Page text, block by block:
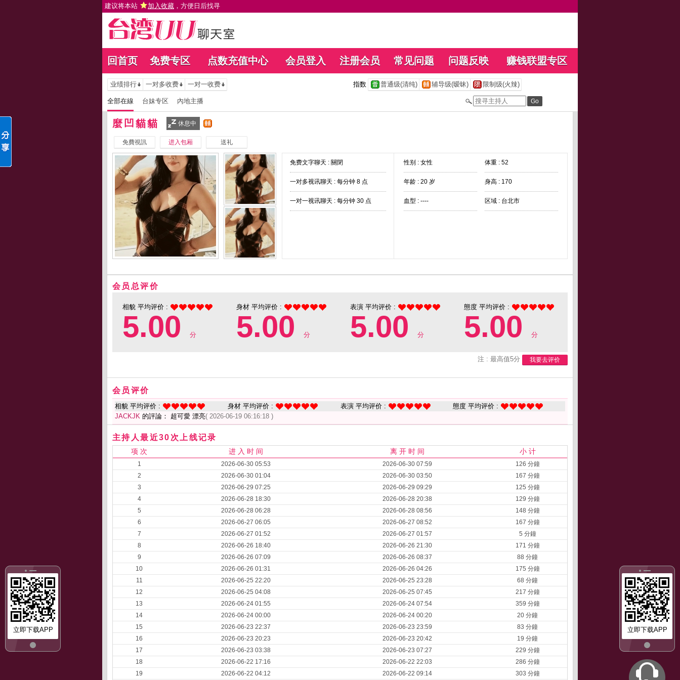
建议将本站 加入收藏 ，方便日后找寻
回首页 免费专区 点数充值中心 会员登入 注册会员 常见问题 问题反映 赚钱联盟专区
立即下载APP
立即下载APP
业绩排行 一对多收费 一对一收费 指数 普通级(清纯) 辅导级(暧昧) 限制级(火辣)
全部在線 台妹专区 內地主播
麼凹貓貓 休息中
免費視訊 进入包厢 送礼
免费文字聊天 : 關閉
一对多视讯聊天 : 每分钟 8 点
一对一视讯聊天 : 每分钟 30 点
性别 : 女性 体重 : 52
年龄 : 20 岁 身高 : 170
血型 : ---- 区域 : 台北市
会员总评价
相貌 平均评价 :
5.00 分
身材 平均评价 :
5.00 分
表演 平均评价 :
5.00 分
態度 平均评价 :
5.00 分
注 : 最高值5分 我要去评价
会员评价
相貌 平均评价 : 身材 平均评价 : 表演 平均评价 :
態度 平均评价 :
JACKJK 的評論： 超可愛 漂亮( 2026-06-19 06:16:18 )
主持人最近30次上线记录
项 次 进 入 时 间 离 开 时 间 小 计
1 2026-06-30 05:53 2026-06-30 07:59
126 分鐘
2
2026-06-30 01:04 2026-06-30 03:50
167 分鐘
3
2026-06-29 07:25 2026-06-29 09:29
125 分鐘
4
2026-06-28 18:30 2026-06-28 20:38
129 分鐘
5
2026-06-28 06:28 2026-06-28 08:56
148 分鐘
6
2026-06-27 06:05 2026-06-27 08:52
167 分鐘
7
2026-06-27 01:52 2026-06-27 01:57
5 分鐘
8
2026-06-26 18:40 2026-06-26 21:30
171 分鐘
9
2026-06-26 07:09 2026-06-26 08:37
88 分鐘
10
2026-06-26 01:31 2026-06-26 04:26
175 分鐘
11
2026-06-25 22:20 2026-06-25 23:28
68 分鐘
12
2026-06-25 04:08 2026-06-25 07:45
217 分鐘
13
2026-06-24 01:55 2026-06-24 07:54
359 分鐘
14
2026-06-24 00:00 2026-06-24 00:20
20 分鐘
15
2026-06-23 22:37 2026-06-23 23:59
83 分鐘
16
2026-06-23 20:23 2026-06-23 20:42
19 分鐘
17
2026-06-23 03:38 2026-06-23 07:27
229 分鐘
18
2026-06-22 17:16 2026-06-22 22:03
286 分鐘
19
2026-06-22 04:12 2026-06-22 09:14 303 分鐘